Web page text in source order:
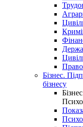
Право
Бізнес.
бізнесу